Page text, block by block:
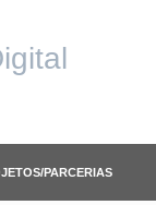
PARCERIAS